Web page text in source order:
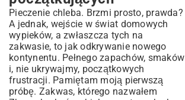
Pieczenie chleba. Brzmi prosto, prawda?
A jednak, wejście w świat domowych
wypieków, a zwłaszcza tych na
zakwasie, to jak odkrywanie nowego
kontynentu. Pełnego zapachów, smaków
i, nie ukrywajmy, początkowych
frustracji. Pamiętam moją pierwszą
próbę. Zakwas, którego nazwałem